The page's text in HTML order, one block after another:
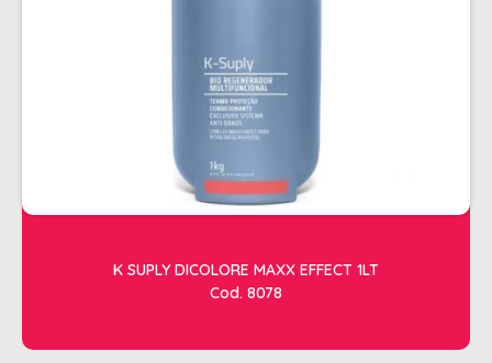
K SUPLY DICOLORE MAXX EFFECT 1LT
Cod. 8078